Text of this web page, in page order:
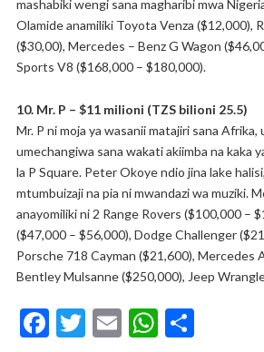
mashabiki wengi sana magharibi mwa
Olamide anamiliki Toyota Venza ($12,000),
($30,00), Mercedes – Benz G Wagon
Sports V8 ($168,000 – $180,000).
10. Mr. P – $11 milioni (TZS bilioni 25.5)
Mr. P ni moja ya wasanii matajiri sana Afrika,
umechangiwa sana wakati akiimba na kaka
la P Square. Peter Okoye ndio jina lake
mtumbuizaji na pia ni mwandazi wa muziki.
anayomiliki ni 2 Range Rovers ($100,000 –
($47,000 – $56,000), Dodge Challenger
Porsche 718 Cayman ($21,600), Mercedes
Bentley Mulsanne ($250,000), Jeep
F T E W S